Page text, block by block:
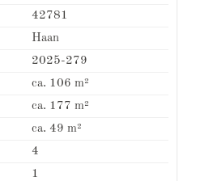
42781
Haan
2025-279
ca. 106 m²
ca. 177 m²
ca. 49 m²
4
1